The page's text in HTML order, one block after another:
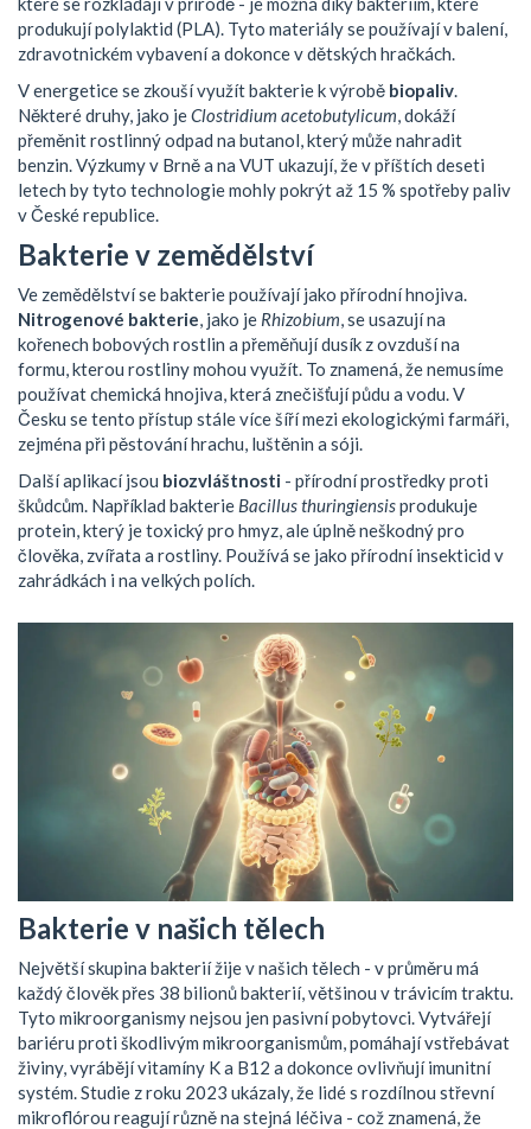
produkují polylaktid (PLA). Tyto materiály se používají v balení,
zdravotnickém vybavení a dokonce v dětských hračkách.
V energetice se zkouší využít bakterie k výrobě biopaliv.
Některé druhy, jako jeClostridium acetobutylicum, dokáží
přeměnit rostlinný odpad na butanol, který může nahradit
benzin. Výzkumy v Brně a na VUT ukazují, že v příštích deseti
letech by tyto technologie mohly pokrýt až 15 % spotřeby paliv
v České republice.
Bakterie v zemědělství
Ve zemědělství se bakterie používají jako přírodní hnojiva.
Nitrogenové bakterie, jako je Rhizobium, se usazují na
kořenech bobových rostlin a přeměňují dusík z ovzduší na
formu, kterou rostliny mohou využít. To znamená, že nemusíme
používat chemická hnojiva, která znečišťují půdu a vodu. V
Česku se tento přístup stále více šíří mezi ekologickými farmáři,
zejména při pěstování hrachu, luštěnin a sóji.
Další aplikací jsou biozvláštnosti - přírodní prostředky proti
škůdcům. Například bakterie Bacillus thuringiensisprodukuje
protein, který je toxický pro hmyz, ale úplně neškodný pro
člověka, zvířata a rostliny. Používá se jako přírodní insekticid v
zahrádkách i na velkých polích.
Bakterie v našich tělech
Největší skupina bakterií žije v našich tělech - v průměru má
každý člověk přes 38 bilionů bakterií, většinou v trávicím traktu.
Tyto mikroorganismy nejsou jen pasivní pobytovci. Vytvářejí
bariéru proti škodlivým mikroorganismům, pomáhají vstřebávat
živiny, vyrábějí vitamíny K a B12 a dokonce ovlivňují imunitní
systém. Studie z roku 2023 ukázaly, že lidé s rozdílnou střevní
mikroflórou reagují různě na stejná léčiva - což znamená, že